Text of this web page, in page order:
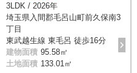
3LDK / 2026年
埼玉県入間郡毛呂山町前久保南3
丁目
東武越生線 東毛呂 徒歩16分
建物面積 95.58㎡
土地面積 133.01㎡